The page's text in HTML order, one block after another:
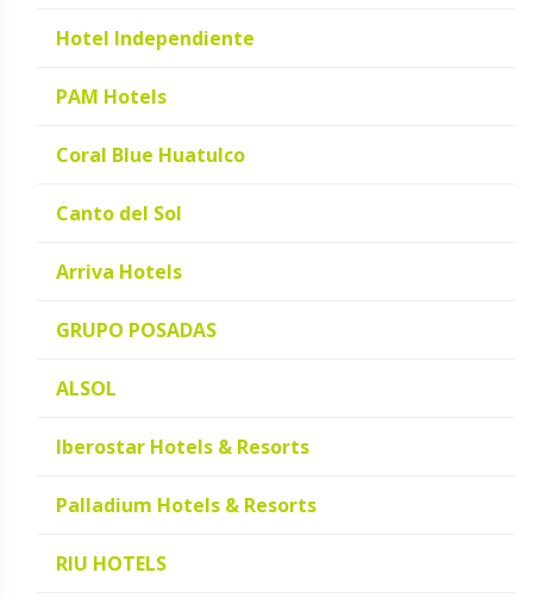
Hotel Independiente
PAM Hotels
Coral Blue Huatulco
Canto del Sol
Arriva Hotels
GRUPO POSADAS
ALSOL
Iberostar Hotels & Resorts
Palladium Hotels & Resorts
RIU HOTELS